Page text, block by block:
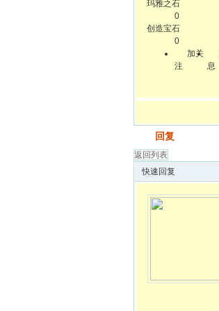
玛雅之石
0
创造宝石
0
加关
注
息
回复
返回列表
快速回复